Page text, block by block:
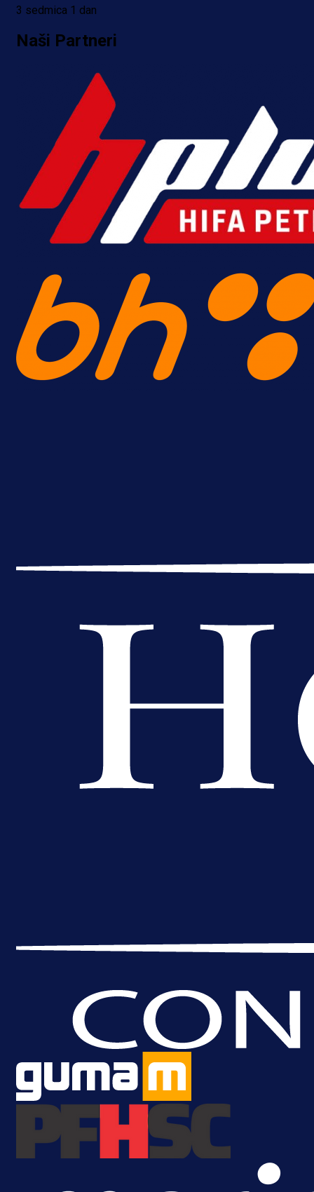
A Selekcija
Alajbegović debitovao za
Kako je ocijenjen nastup
reprezentativca BiH?
2 h 21 min
6 h 39 min
Premijer liga BiH
Željo uprkos svim problemima
krenuo pobjedom: Plavi slavili na
Grbavici!
3 sedmica 1 dan
Naši Partneri